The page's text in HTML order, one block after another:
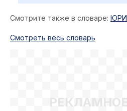
Смотрите также в словаре:
Cмотреть весь словарь